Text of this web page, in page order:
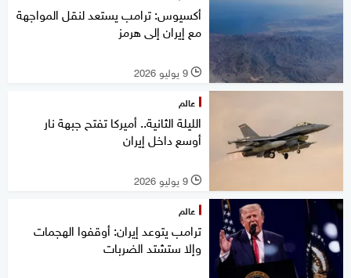
أكسيوس: ترامب يستعد لنقل المواجهة
مع إيران إلى هرمز
l 9 يوليو 2026
عالم
الليلة الثانية.. أميركا تفتح جبهة نار
أوسع داخل إيران
l 9 يوليو 2026
عالم
ترامب يتوعد إيران: أوقفوا الهجمات
وإلا ستشتد الضربات